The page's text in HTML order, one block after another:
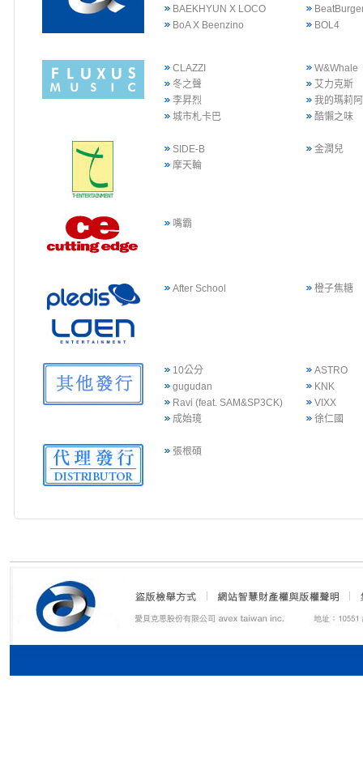
BAEKHYUN X LOCO
BoA X Beenzino
BOL4
CLAZZI
W&Whale
冬之聲
艾力克斯
李昇烈
我的瑪莉
城市札卡巴
酷懶之味
SIDE-B
金潤兒
摩天輪
嘴霸
After School 橙子焦糖
10公分
ASTRO
gugudan
KNK
Ravi (feat. SAM&SP3CK)
VIXX
成始璄
徐仁國
張根碩